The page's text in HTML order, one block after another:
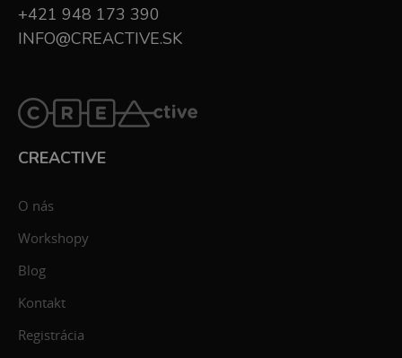
+421 948 173 390
INFO@CREACTIVE.SK
CREACTIVE
O nás
Workshopy
Blog
Kontakt
Registrácia